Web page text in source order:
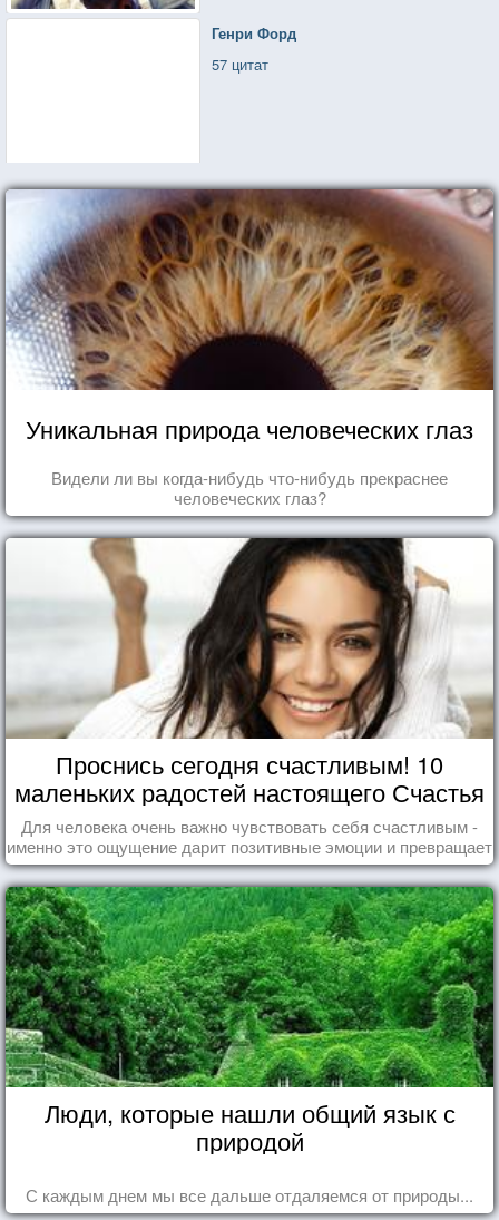
Генри Форд
57 цитат
Уникальная природа человеческих глаз
Видели ли вы когда-нибудь что-нибудь прекраснее
человеческих глаз?
Проснись сегодня счастливым! 10
маленьких радостей настоящего Счастья
Для человека очень важно чувствовать себя счастливым -
именно это ощущение дарит позитивные эмоции и превращает
каждый день в маленький праздник.
Люди, которые нашли общий язык с
природой
С каждым днем мы все дальше отдаляемся от природы...